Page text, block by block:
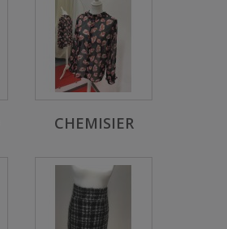
CHEMISIER